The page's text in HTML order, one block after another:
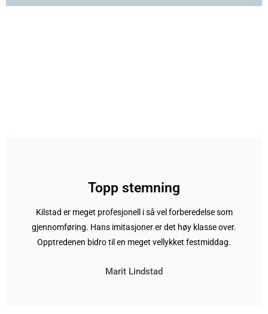
Topp stemning
Kilstad er meget profesjonell i så vel forberedelse som
gjennomføring. Hans imitasjoner er det høy klasse over.
Opptredenen bidro til en meget vellykket festmiddag.
Marit Lindstad